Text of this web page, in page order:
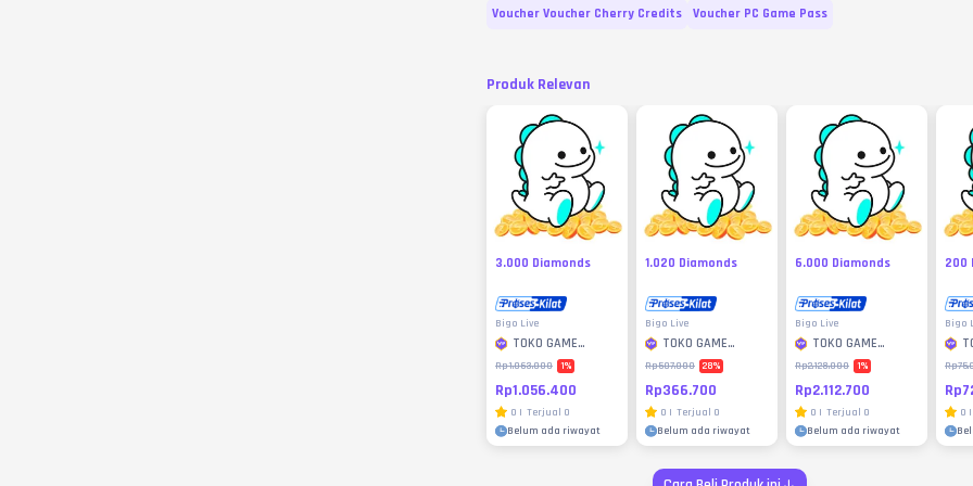
Voucher Voucher Cherry Credits
Voucher PC Game Pass
Produk Relevan
3.000 Diamonds
Bigo Live
TOKO GAME
MURAH
Rp1.063.000 1%
Rp1.056.400
0 | Terjual 0
Belum ada riwayat
1.020 Diamonds
Bigo Live
TOKO GAME
MURAH
Rp507.000 28%
Rp366.700
0 | Terjual 0
Belum ada riwayat
6.000 Diamonds
Bigo Live
TOKO GAME
MURAH
Rp2.128.000 1%
Rp2.112.700
0 | Terjual 0
Belum ada riwayat
200
Bigo
0 |